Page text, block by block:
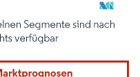
erfordert Namensnennung